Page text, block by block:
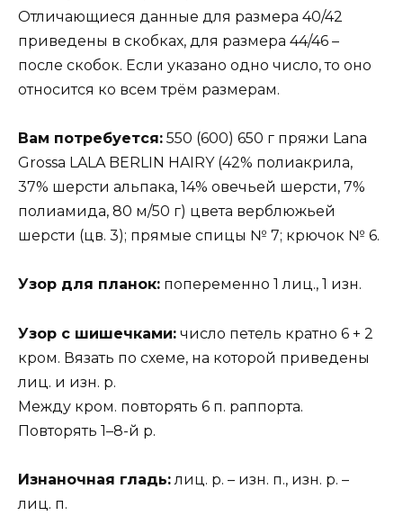
Отличающиеся данные для размера 40/42
приведены в скобках, для размера 44/46 –
после скобок. Если указано одно число, то оно
относится ко всем трём размерам.
Вам потребуется: 550 (600) 650 г пряжи Lana
Grossa LALA BERLIN HAIRY (42% полиакрила,
37% шерсти альпака, 14% овечьей шерсти, 7%
полиамида, 80 м/50 г) цвета верблюжьей
шерсти (цв. 3); прямые спицы № 7; крючок № 6.
Узор для планок: попеременно 1 лиц., 1 изн.
Узор с шишечками: число петель кратно 6 + 2
кром. Вязать по схеме, на которой приведены
лиц. и изн. р.
Между кром. повторять 6 п. раппорта.
Повторять 1–8-й р.
Изнаночная гладь: лиц. р. – изн. п., изн. р. –
лиц. п.